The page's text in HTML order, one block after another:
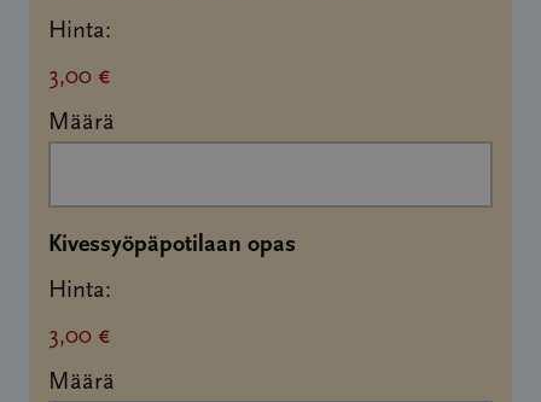
Hinta:
3,00 €
Määrä
Kivessyöpäpotilaan opas
Hinta:
3,00 €
Määrä